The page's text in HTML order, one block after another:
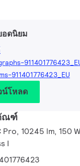
อดนิยม
911401776423_EU
น์โหลด
ณฑ์
Pro, 10245 lm, 150
I